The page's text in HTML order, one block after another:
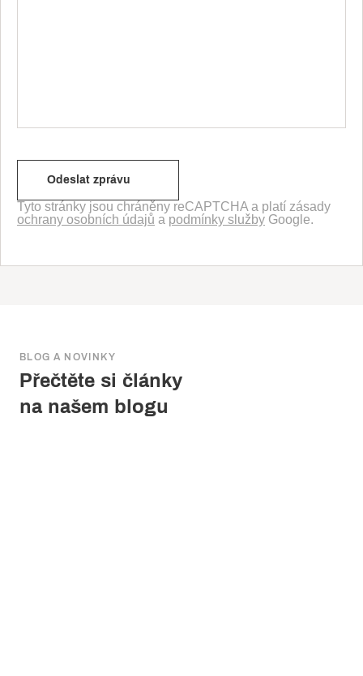
Tyto stránky jsou chráněny reCAPTCHA a platí zásady
ochrany osobních údajů a podmínky služby Google.
BLOG A NOVINKY
Přečtěte si články
na našem blogu